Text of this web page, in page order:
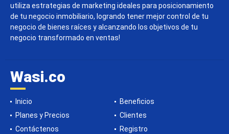
utiliza estrategias de marketing ideales para posicionamiento
de tu negocio inmobiliario, logrando tener mejor control de tu
negocio de bienes raíces y alcanzando los objetivos de tu
negocio transformado en ventas!
Wasi.co
Inicio
Beneficios
Planes y Precios
Clientes
Contáctenos
Registro